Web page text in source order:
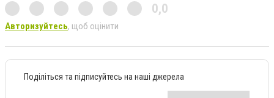
0,0
Авторизуйтесь, щоб оцінити
Поділіться та підписуйтесь на наші джерела